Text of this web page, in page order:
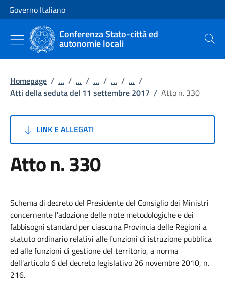
Vai al contenuto
Vai alla navigazione del sito
Governo Italiano
Conferenza Stato-città ed
autonomie locali Cerca
Homepage / ... / ... / ... / ... / ... /
Atti della seduta del 11 settembre 2017 / Atto n. 330
LINK E ALLEGATI
Atto n. 330
Schema di decreto del Presidente del Consiglio dei Ministri
concernente l'adozione delle note metodologiche e dei
fabbisogni standard per ciascuna Provincia delle Regioni a
statuto ordinario relativi alle funzioni di istruzione pubblica
ed alle funzioni di gestione del territorio, a norma
dell'articolo 6 del decreto legislativo 26 novembre 2010, n.
216.